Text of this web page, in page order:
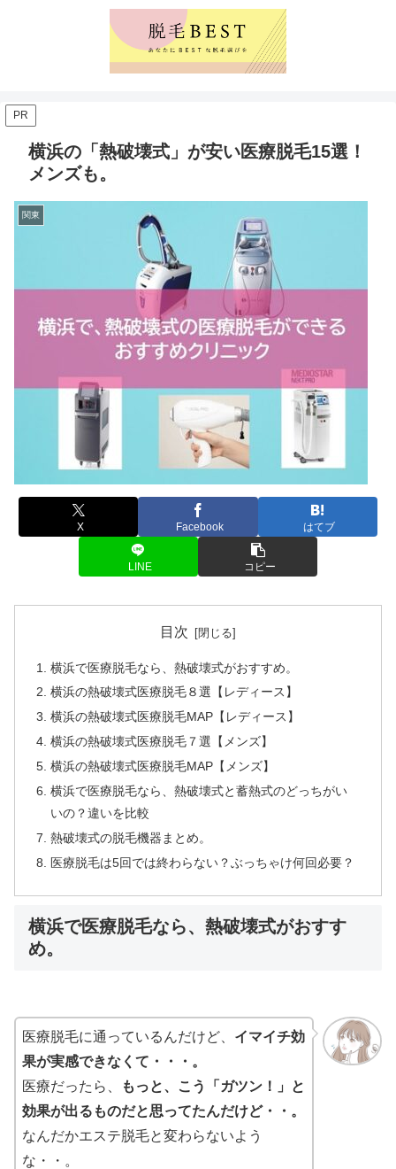
PR
横浜の「熱破壊式」が安い医療脱毛15選！
メンズも。
関東
X Facebook はてブ
LINE コピー
目次
横浜で医療脱毛なら、熱破壊式がおすすめ。
横浜の熱破壊式医療脱毛８選【レディース】
横浜の熱破壊式医療脱毛MAP【レディース】
横浜の熱破壊式医療脱毛７選【メンズ】
横浜の熱破壊式医療脱毛MAP【メンズ】
横浜で医療脱毛なら、熱破壊式と蓄熱式のどっちがい
いの？違いを比較
熱破壊式の脱毛機器まとめ。
医療脱毛は5回では終わらない？ぶっちゃけ何回必要？
横浜で医療脱毛なら、熱破壊式がおすす
め。
医療脱毛に通っているんだけど、 イマイチ効
果が実感できなくて・・・。
医療だったら、
もっと、こう「ガツン！」と
効果が出るものだと思ってたんだけど・・。
なんだかエステ脱毛と変わらないよう
な・・。